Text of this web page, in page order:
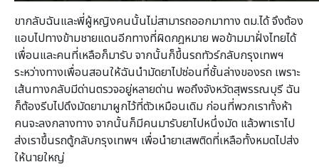
ขากลับฉันและพี่ผู้หญิงคนนั้นไม่สามารถออกมาทาง ตม.ได้ จึงต้อง
แอบไปทางข้ามชายแดนอีกทางที่ผิดกฎหมาย พอข้ามมาฝั่งไทยได้
เพื่อนและคนที่เหลือก็มารับ จากนั้นก็ขึ้นรถทัวร์กลับกรุงเทพฯ
ระหว่างทางเพื่อนสอนให้ฉันนำมัดยาไปซ่อนที่ชั้นล่างของรถ เพราะ
เส้นทางกลับมีด่านตรวจอยู่หลายด่าน พอถึงจังหวัดสุพรรณบุรี ฉัน
ก็ต้องรีบไปดึงมัดยามาผูกไว้ที่ตัวเหมือนเดิม ก่อนที่พวกเราทั้งห้า
คนจะลงกลางทาง จากนั้นก็มีคนมารับยาไปหนึ่งมัด แล้วพาเราไป
ส่งเราขึ้นรถตู้กลับกรุงเทพฯ เพื่อนำยาเสพติดที่เหลือทั้งหมดไปส่ง
ให้นายใหญ่